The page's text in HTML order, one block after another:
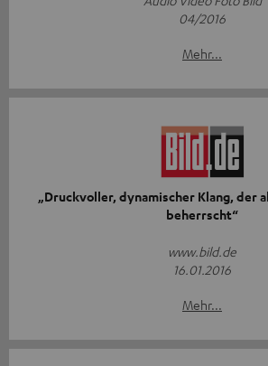
04/2016
Mehr...
„Druckvoller, dynamischer Klang, der
beherrscht“
www.bild.de
16.01.2016
Mehr...